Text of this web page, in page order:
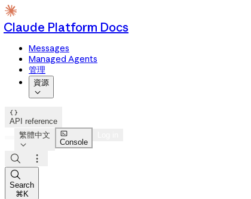
Claude Platform Docs
Messages
Managed Agents
管理
資源


API reference
繁體中文


Console



Search
⌘K